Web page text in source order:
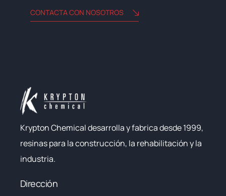
CONTACTA CON NOSOTROS
Krypton Chemical desarrolla y fabrica desde 1999,
resinas para la construcción, la rehabilitación y la
industria.
Dirección